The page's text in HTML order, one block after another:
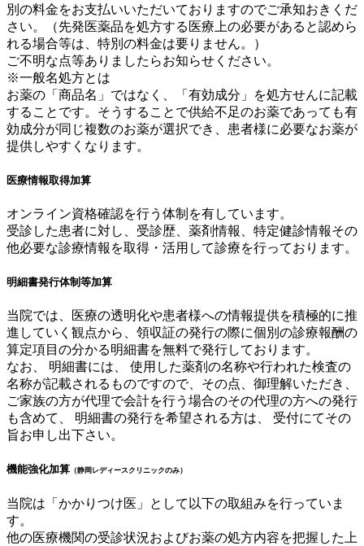
別の料金をお支払いいただいておりますのでご承知おきくだ
さい。（先発医薬品を処方する医療上の必要があると認めら
れる場合等は、特別の料金は要りません。）
ご不明な点等ありましたらお知らせください。
※一般名処方とは
お薬の「商品名」ではなく、「有効成分」を処方せんに記載
することです。そうすることで供給不足のお薬であっても有
効成分が同じ複数のお薬が選択でき、患者様に必要なお薬が
提供しやすくなります。
医療情報取得加算
オンライン資格確認を行う体制を有しています。
受診した患者に対し、受診歴、薬剤情報、特定健診情報その
他必要な診療情報を取得・活用して診療を行っております。
明細書発行体制等加算
当院では、医療の透明化や患者様への情報提供を積極的に推
進していく観点から、領収証の発行の際に個別の診療報酬の
算定項目の分かる明細書を無料で発行しております。
なお、 明細書には、 使用した薬剤の名称や行われた検査の
名称が記載されるものですので、その点、御理解いただき、
ご家族の方が代理で会計を行う場合のその代理の方への発行
も含めて、 明細書の発行を希望される方は、 受付にてその
旨お申し出下さい。
機能強化加算 （静岡レディースクリニックのみ）
当院は「かかりつけ医」として以下の取組みを行っていま
す。
他の医療機関の受診状況およびお薬の処方内容を把握した上